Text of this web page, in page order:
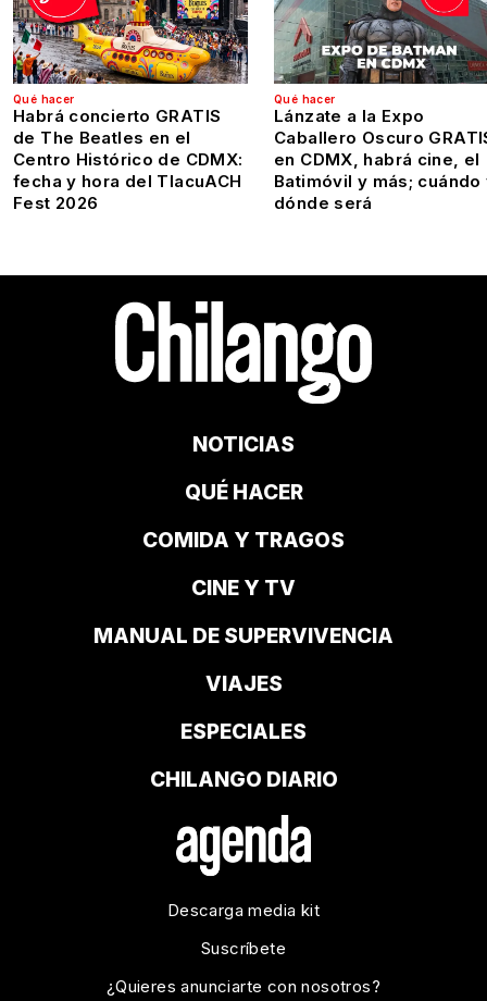
Qué hacer
Habrá concierto GRATIS
de The Beatles en el
Centro Histórico de CDMX:
fecha y hora del TlacuACH
Fest 2026
Qué hacer
Lánzate a la Expo
Caballero Oscuro
en CDMX, habrá cine, el
Batimóvil y más; cuándo
dónde será
NOTICIAS
QUÉ HACER
COMIDA Y TRAGOS
CINE Y TV
MANUAL DE SUPERVIVENCIA
VIAJES
ESPECIALES
CHILANGO DIARIO
Descarga media kit
Suscríbete
¿Quieres anunciarte con nosotros?